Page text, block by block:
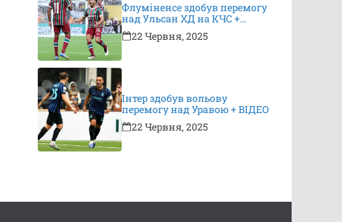
Флуміненсе здобув перемогу
над Ульсан ХД на КЧС +
ВІДЕО
22 Червня, 2025
Інтер здобув вольову
перемогу над Уравою + ВІДЕО
22 Червня, 2025